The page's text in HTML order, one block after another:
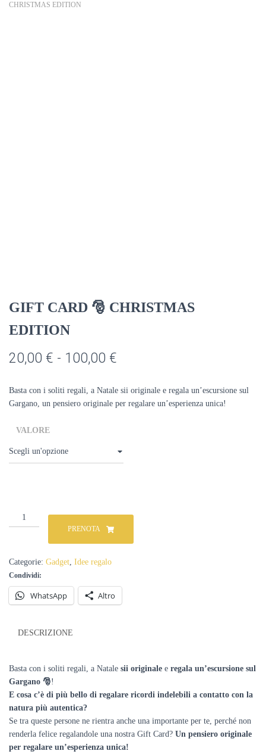
CHRISTMAS EDITION
GIFT CARD 🎅 CHRISTMAS
EDITION
20,00 € - 100,00 €
prezzo:
a
Basta con i soliti regali, a Natale sii originale e regala un’escursione sul
Gargano, un pensiero originale per regalare un’esperienza unica!
VALORE
GIFT
CARD
EDITION
quantità
PRENOTA
Categorie: Gadget, Idee regalo
Condividi:
WhatsApp Altro
DESCRIZIONE
Basta con i soliti regali, a Natale sii originale e regala un’escursione sul
Gargano 🎅!
E cosa c’è di più bello di regalare ricordi indelebili a contatto con la
natura più autentica?
Se tra queste persone ne rientra anche una importante per te, perché non
renderla felice regalandole una nostra Gift Card? Un pensiero originale
per regalare un’esperienza unica!